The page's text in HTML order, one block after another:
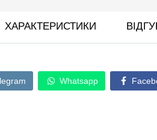
ХАРАКТЕРИСТИКИ
Whatsapp